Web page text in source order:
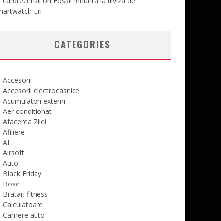
uri
CATEGORIES
Accesorii
Accesorii electrocasnice
Acumulatori externi
Aer conditionat
Afacerea Zilei
Afiliere
AI
Airsoft
Auto
Black Friday
Boxe
Bratari fitness
Calculatoare
Camere auto